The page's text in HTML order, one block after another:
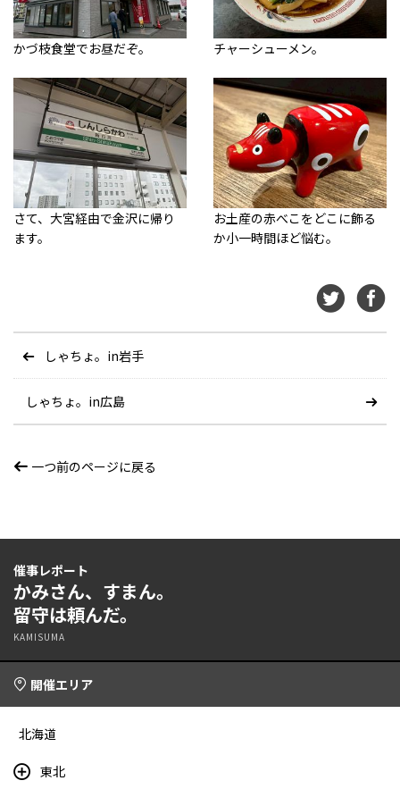
かづ枝食堂でお昼だぞ。 チャーシューメン。
さて、大宮経由で金沢に帰り
ます。
お土産の赤べこをどこに飾る
か小一時間ほど悩む。
しゃちょ。in岩手
しゃちょ。in広島
一つ前のページに戻る
催事レポート
かみさん、すまん。
留守は頼んだ。
KAMISUMA
開催エリア
北海道
東北